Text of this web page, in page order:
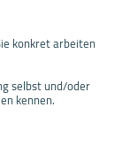
konkret arbeiten
selbst und/oder
kennen.